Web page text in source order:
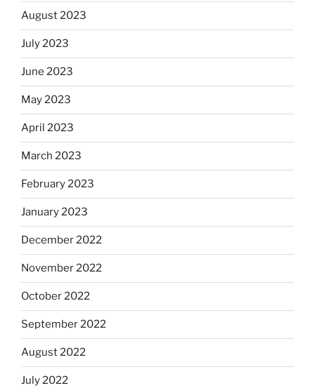
August 2023
July 2023
June 2023
May 2023
April 2023
March 2023
February 2023
January 2023
December 2022
November 2022
October 2022
September 2022
August 2022
July 2022